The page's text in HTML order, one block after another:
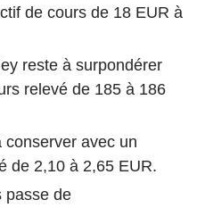
de cours de 18 EUR à
reste à surpondérer
relevé de 185 à 186
conserver avec un
de 2,10 à 2,65 EUR.
passe de